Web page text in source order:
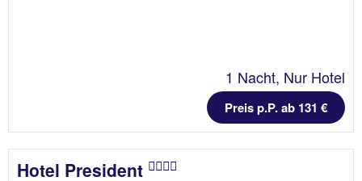
1 Nacht, Nur Hotel
Preis p.P. ab 131 €
Hotel President